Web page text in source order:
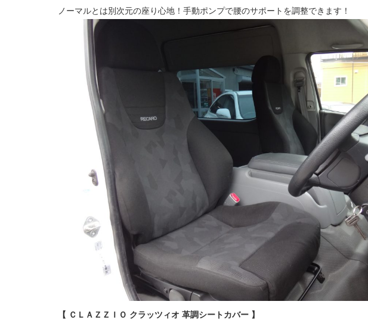
ノーマルとは別次元の座り心地！手動ポンプで腰のサポートを調整できます！
【 ＣＬＡＺＺＩＯ クラッツィオ 革調シートカバー 】